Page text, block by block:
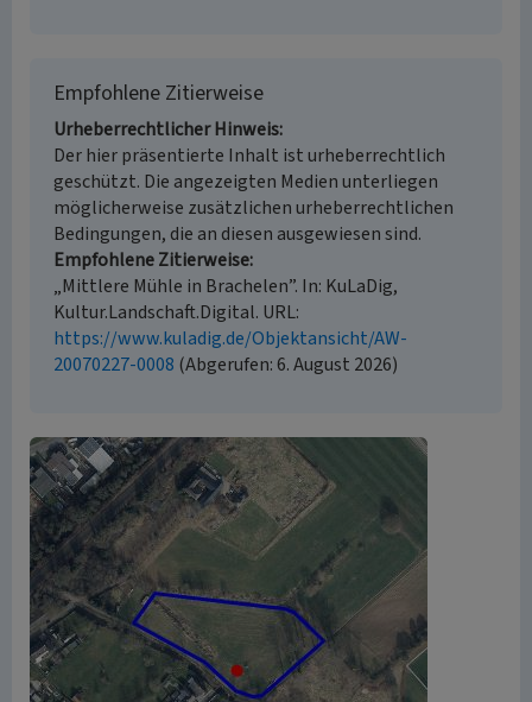
Empfohlene Zitierweise
Urheberrechtlicher Hinweis
Der hier präsentierte Inhalt ist urheberrechtlich
geschützt. Die angezeigten Medien unterliegen
möglicherweise zusätzlichen urheberrechtlichen
Bedingungen, die an diesen ausgewiesen sind.
Empfohlene Zitierweise
„Mittlere Mühle in Brachelen”. In: KuLaDig,
Kultur.Landschaft.Digital. URL:
https://www.kuladig.de/Objektansicht/AW-
20070227-0008 (Abgerufen: 6. August 2026)